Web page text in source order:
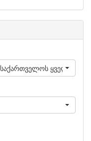
საქართველოს ყველაზე